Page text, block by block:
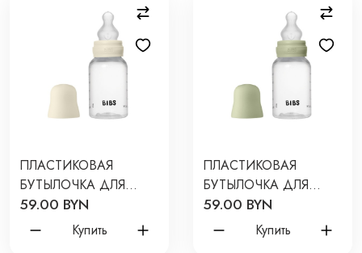
ПЛАСТИКОВАЯ
БУТЫЛОЧКА ДЛЯ
КОРМЛЕНИЯ С
СИЛИКОНОВОЙ
СОСКОЙ BIBS 150 МЛ
59.00 BYN
Купить
ПЛАСТИКОВАЯ
БУТЫЛОЧКА ДЛЯ
КОРМЛЕНИЯ С
СИЛИКОНОВОЙ
СОСКОЙ BIBS 150 МЛ
59.00 BYN
Купить